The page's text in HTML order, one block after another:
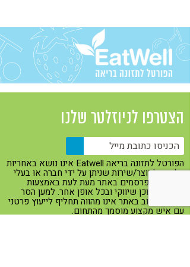
הצטרפו לניוזלטר שלנו
הפורטל לתזונה בריאה Eatwell אינו נושא באחריות
כלשהי למוצר/שירות שניתן על ידי חברה או בעלי
מקצוע המפרסמים באתר מעת לעת באמצעות
באנרים, תוכן שיווקי ובכל אופן אחר. למען הסר
ספק, הכתוב באתר אינו מהווה תחליף לייעוץ פרטני
עם איש מקצוע מוסמך מהתחום.